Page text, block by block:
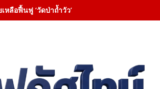
ลือฟื้นฟู ‘วัดป่าถ้ำวัว’ – เคลียสิ่งกีดขวางใต้สะพ